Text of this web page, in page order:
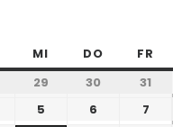
MI DO FR
29 30 31
5 6 7